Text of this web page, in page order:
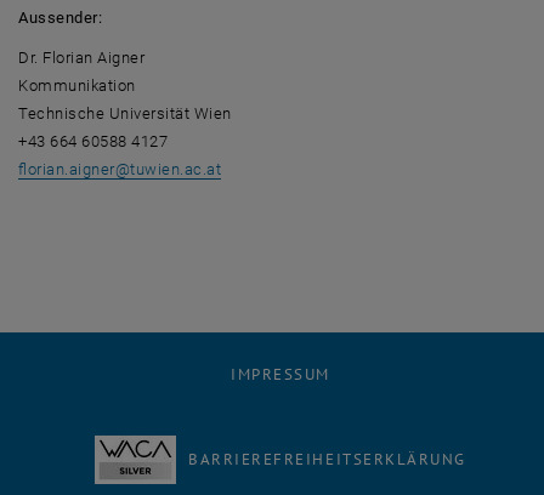
Aussender:
Dr. Florian Aigner
Kommunikation
Technische Universität Wien
+43 664 60588 4127
florian.aigner@tuwien.ac.at
IMPRESSUM
BARRIEREFREIHEITSERKLÄRUNG